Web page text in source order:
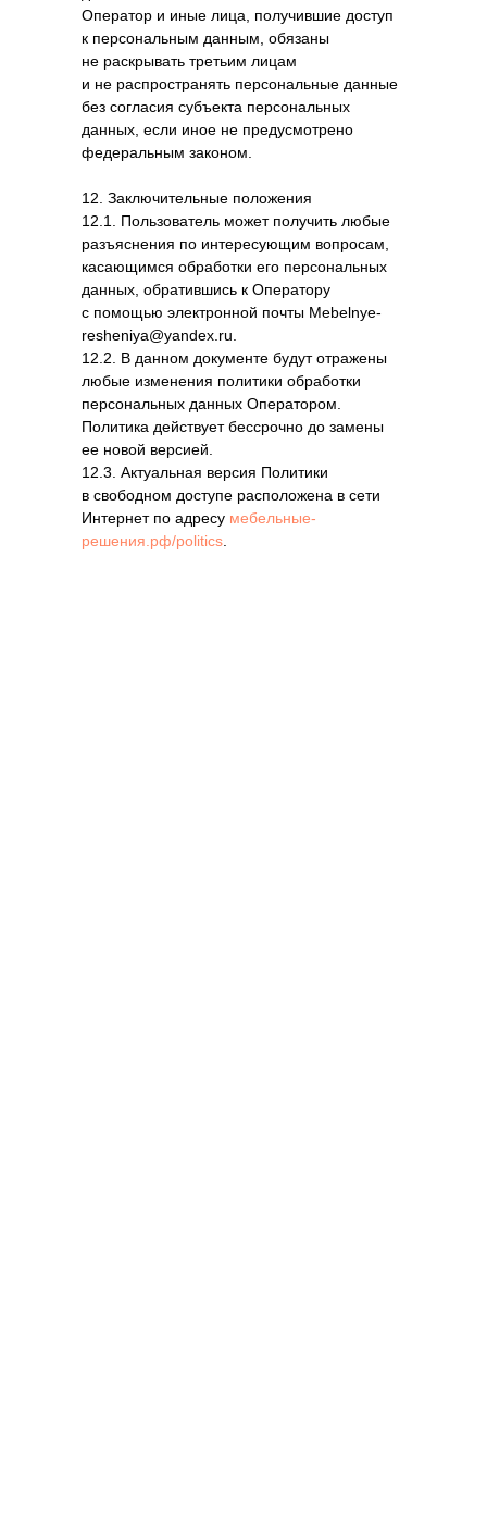
Оператор и иные лица, получившие доступ
к персональным данным, обязаны
не раскрывать третьим лицам
и не распространять персональные данные
без согласия субъекта персональных
данных, если иное не предусмотрено
федеральным законом.
12. Заключительные положения
12.1. Пользователь может получить любые
разъяснения по интересующим вопросам,
касающимся обработки его персональных
данных, обратившись к Оператору
с помощью электронной почты Mebelnye-
resheniya@yandex.ru.
12.2. В данном документе будут отражены
любые изменения политики обработки
персональных данных Оператором.
Политика действует бессрочно до замены
ее новой версией.
12.3. Актуальная версия Политики
в свободном доступе расположена в сети
Интернет по адресу мебельные-
решения.рф/politics